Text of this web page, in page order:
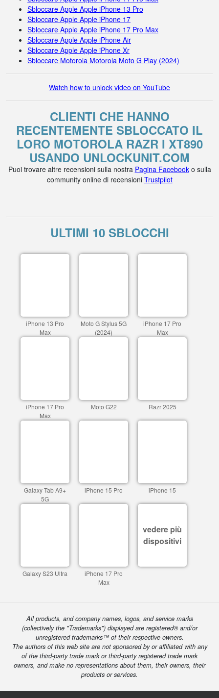
Sbloccare Apple Apple iPhone 13 Pro
Sbloccare Apple Apple iPhone 17
Sbloccare Apple Apple iPhone 17 Pro Max
Sbloccare Apple Apple iPhone Air
Sbloccare Apple Apple iPhone Xr
Sbloccare Motorola Motorola Moto G Play (2024)
Watch how to unlock video on YouTube
CLIENTI CHE HANNO
RECENTEMENTE SBLOCCATO IL
LORO MOTOROLA RAZR I XT890
USANDO UNLOCKUNIT.COM
Puoi trovare altre recensioni sulla nostra Pagina Facebooko sulla
community online di recensioni Trustpilot
ULTIMI 10 SBLOCCHI
iPhone 13 Pro
Max
Moto G Stylus 5G
(2024)
iPhone 17 Pro
Max
iPhone 17 Pro
Max
Moto G22 Razr 2025
Galaxy Tab A9+
5G
iPhone 15 Pro iPhone 15
Galaxy S23 Ultra
iPhone 17 Pro
Max
vedere più
dispositivi
All products, and company names, logos, and service marks
(collectively the "Trademarks") displayed are registered® and/or
unregistered trademarks™ of their respective owners.
The authors of this web site are not sponsored by or affiliated with any
of the third-party trade mark or third-party registered trade mark
owners, and make no representations about them, their owners, their
products or services.